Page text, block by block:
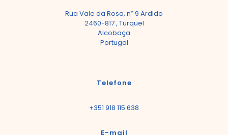
Rua Vale da Rosa, nº 9 Ardido
2460-817 , Turquel
Alcobaça
Portugal
Telefone
+351 918 115 638
E-mail